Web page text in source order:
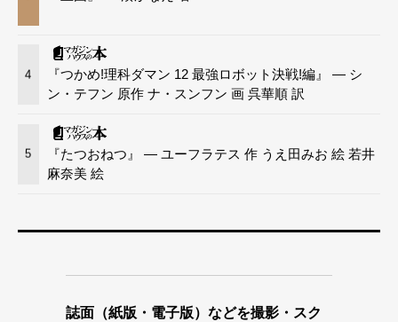
4
『つかめ!理科ダマン 12 最強ロボット決戦!編』 — シ
ン・テフン 原作 ナ・スンフン 画 呉華順 訳
5
『たつおねつ』 — ユーフラテス 作 うえ田みお 絵 若井
麻奈美 絵
誌面（紙版・電子版）などを撮影・スク